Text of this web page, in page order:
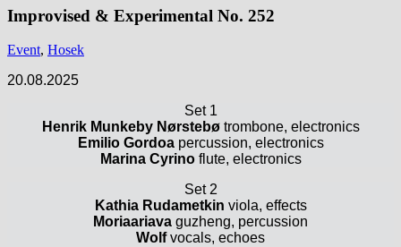
Improvised & Experimental No. 252
Event, Hosek
20.08.2025
Set 1
Henrik Munkeby Nørstebøtrombone, electronics
Emilio Gordoapercussion, electronics
Marina Cyrinoflute, electronics
Set 2
Kathia Rudametkin viola, effects
Moriaariava guzheng, percussion
Wolfvocals, echoes